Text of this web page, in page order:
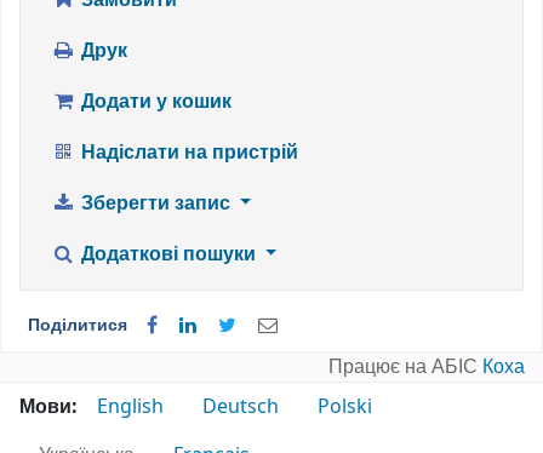
Друк
Додати у кошик
Надіслати на пристрій
Зберегти запис
Додаткові пошуки
Поділитися
Працює на АБІС Коха
Мови:
English Deutsch
Polski